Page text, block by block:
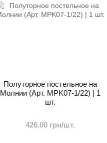
Полуторное постельное на
Молнии (Арт. MPK07-1/22) | 1
шт.
426.00 грн/шт.